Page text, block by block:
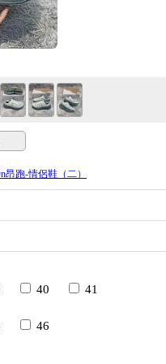
昂跑-情侶鞋（二）
40 41
46